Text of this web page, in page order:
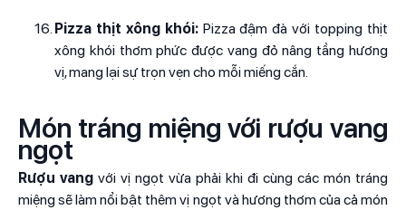
Pizza thịt xông khói:Pizza đậm đà với topping thịt
xông khói thơm phức được vang đỏ nâng tầng hương
vị, mang lại sự trọn vẹn cho mỗi miếng cắn.
Món tráng miệng với rượu vang
ngọt
Rượu vang với vị ngọt vừa phải khi đi cùng các món tráng
miệng sẽ làm nổi bật thêm vị ngọt và hương thơm của cả món